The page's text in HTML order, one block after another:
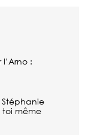
l’Arno :
Stéphanie
toi même